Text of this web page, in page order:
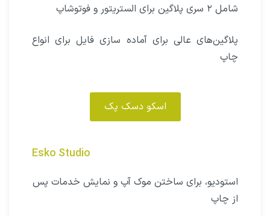
شامل ۲ سری پلاگین برای الستریتور و فوتوشاپ
پلاگین‌های عالی برای آماده سازی فایل برای انواع
چاپ
اسکو دسک پک
Esko Studio
استودیو، برای ساختن موک آپ و نمایش خدمات پس
از چاپ